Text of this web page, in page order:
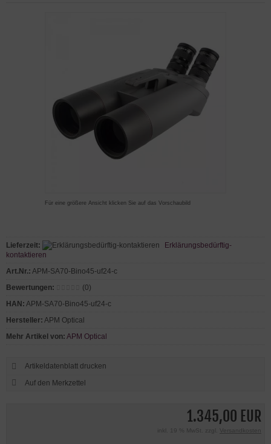
Für eine größere Ansicht klicken Sie auf das Vorschaubild
1.345,00 EUR
inkl. 19 % MwSt. zzgl. Versandkosten
Lieferzeit:
Erklärungsbedürftig-
kontaktieren
Art.Nr.: APM-SA70-Bino45-uf24-c
Bewertungen:
(0)
HAN: APM-SA70-Bino45-uf24-c
Hersteller: APM Optical
Mehr Artikel von: APM Optical
Artikeldatenblatt drucken